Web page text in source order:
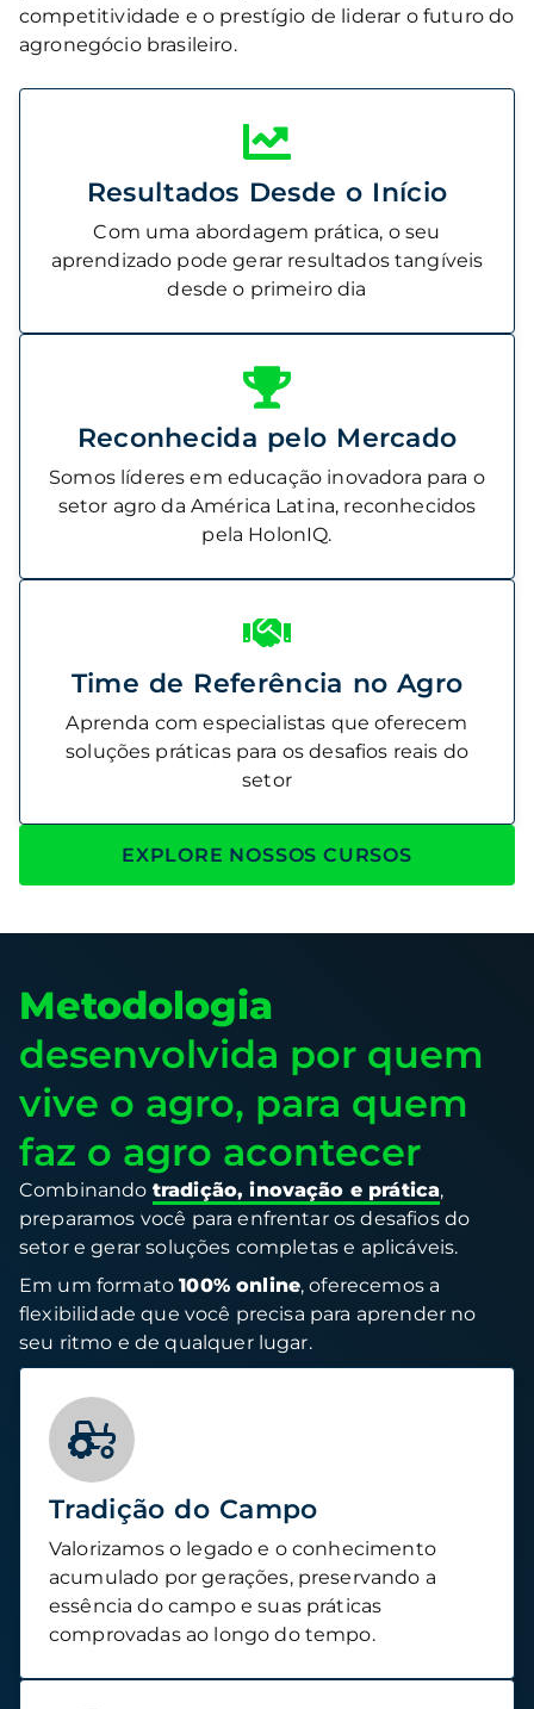
Utilizamos cookies para oferecer melhor
experiência, melhorar o desempenho, analisar
como você interage em nosso site e
personalizar conteúdo. Ao utilizar este site,
você concorda com o uso de cookies.
Ok, entendi!
Utilizamos cookies para oferecer melhor
experiência, melhorar o desempenho, analisar
como você interage em nosso site e
personalizar conteúdo. Ao utilizar este site,
você concorda com o uso de cookies.
Ok, entendi!
competitividade e o prestígio de liderar o futuro do
agronegócio brasileiro.
Resultados Desde o Início
Com uma abordagem prática, o seu
aprendizado pode gerar resultados tangíveis
desde o primeiro dia
Reconhecida pelo Mercado
Somos líderes em educação inovadora para o
setor agro da América Latina, reconhecidos
pela HolonIQ.
Time de Referência no Agro
Aprenda com especialistas que oferecem
soluções práticas para os desafios reais do
setor
EXPLORE NOSSOS CURSOS
Metodologia
desenvolvida por quem
vive o agro, para quem
faz o agro acontecer
Combinando tradição, inovação e prática,
preparamos você para enfrentar os desafios do
setor e gerar soluções completas e aplicáveis.
Em um formato100% online, oferecemos a
flexibilidade que você precisa para aprender no
seu ritmo e de qualquer lugar.
Tradição do Campo
Valorizamos o legado e o conhecimento
acumulado por gerações, preservando a
essência do campo e suas práticas
comprovadas ao longo do tempo.